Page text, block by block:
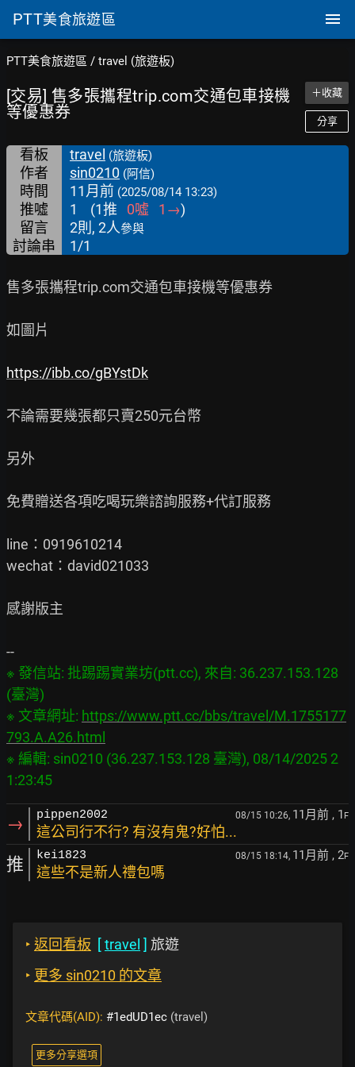
PTT美食旅遊區
PTT美食旅遊區 / travel (旅遊板)
[交易] 售多張攜程trip.com交通包車接機
等優惠券
＋收藏
分享
看板 travel (旅遊板)
作者 sin0210 (阿信)
時間 11月前 (2025/08/14 13:23)
推噓 1 (1推 0噓 1 →)
留言
2則, 2人參與
討論串 1/1
售多張攜程trip.com交通包車接機等優惠券
如圖片
https://ibb.co/gBYstDk
不論需要幾張都只賣250元台幣
另外
免費贈送各項吃喝玩樂諮詢服務+代訂服務
line：0919610214
wechat：david021033
感謝版主
※ 發信站: 批踢踢實業坊(ptt.cc), 來自: 36.237.153.128
(臺灣)
※ 文章網址: https://www.ptt.cc/bbs/travel/M.1755177
793.A.A26.html
※ 編輯: sin0210 (36.237.153.128 臺灣), 08/14/2025 2
→ pippen2002 08/15 10:26, 11月前 , 1 F
這公司行不行? 有沒有鬼?好怕...
推 kei1823 08/15 18:14, 11月前 , 2F
這些不是新人禮包嗎
‣ 返回看板 [travel ] 旅遊
‣ 更多 sin0210 的文章
文章代碼(AID): #1edUD1ec (travel)
更多分享選項